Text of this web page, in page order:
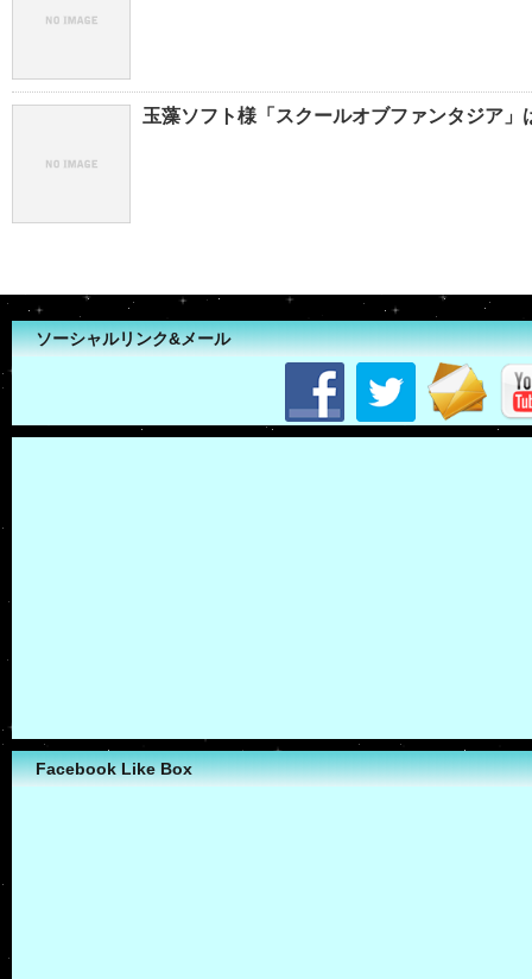
玉藻ソフト様「スクールオブファンタジア
ソーシャルリンク&メール
Facebook Like Box